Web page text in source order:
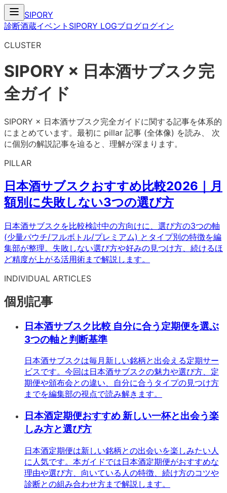
SIPORY
診断酒蔵イベント SIPORY LOGブログログイン
CLUSTER
SIPORY × 日本酒サブスク完
全ガイド
SIPORY × 日本酒サブスク完全ガイドに関する記事を体系的
にまとめています。最初に pillar 記事 (全体像) を読み、 次
に個別の解説記事を辿ると、理解が深まります。
PILLAR
日本酒サブスクおすすめ比較2026｜月
額別に失敗しない3つの選び方
日本酒サブスクを比較検討中の方向けに、選び方の3つの軸
(少量パウチ/フルボトル/プレミアム) とタイプ別の特徴を編
集部が整理。失敗しない選び方や好みの見つけ方、続けるほ
ど精度が上がる活用術まで解説します。
INDIVIDUAL ARTICLES
個別記事
日本酒サブスク比較 自分に合う定期便を選ぶ
3つの軸と判断基準
日本酒サブスクは毎月新しい銘柄と出会える定期サー
ビスです。今回は日本酒サブスクの魅力や選び方、定
期便や頒布会との違い、自分に合うタイプの見つけ方
までを編集部の視点で読み解きます。
日本酒定期便おすすめ 新しい一杯と出会う楽
しみ方と選び方
日本酒定期便は新しい銘柄との出会いを楽しみたい人
に人気です。本ガイドでは日本酒定期便がおすすめな
理由や選び方、向いている人の特徴、続け方のコツや
診断との組み合わせ方まで解説します。